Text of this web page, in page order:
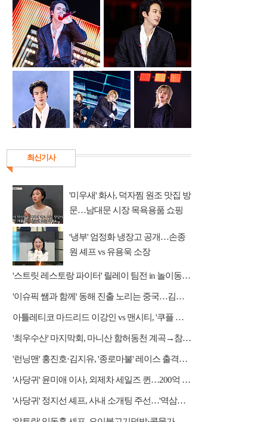
최신기사
'미우새' 화사, 덕자찜 원조 맛집 방
문…남대문 시장 목욕용품 쇼핑
'냉부' 엄정화 냉장고 공개…손종
원 셰프 vs 유용욱 소장
'스트릿 레스토랑 파이터' 릴레이 팀전 in 놀이동산 상권
'이슈픽 쌤과 함께' 동해 진출 노리는 중국…김흥규 교수 강연
아틀레티코 마드리드 이강인 vs 맨시티, '쿠플 시리즈' 중계 쿠팡플레이
'최우수산' 마지막회, 마니산 함허동천 계곡→참성단 등반
'런닝맨' 홍진호·김지유, '종로마불' 레이스 출격…레전드 예능감 자랑
'사당귀' 윤미애 이사, 외제차 세일즈 퀸…200억 자산가
'사당귀' 정지선 셰프, 사내 소개팅 주선…'역삼동 근육남' 등장에 후끈